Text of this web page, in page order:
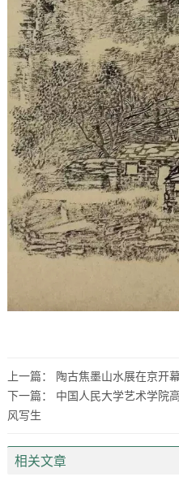
上一篇：
陶古焦墨山水展在京开
下一篇： 中国人民大学艺术学院
风写生
相关文章